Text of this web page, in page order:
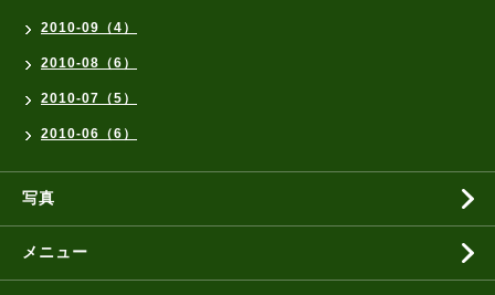
2010-09（4）
2010-08（6）
2010-07（5）
2010-06（6）
写真
メニュー